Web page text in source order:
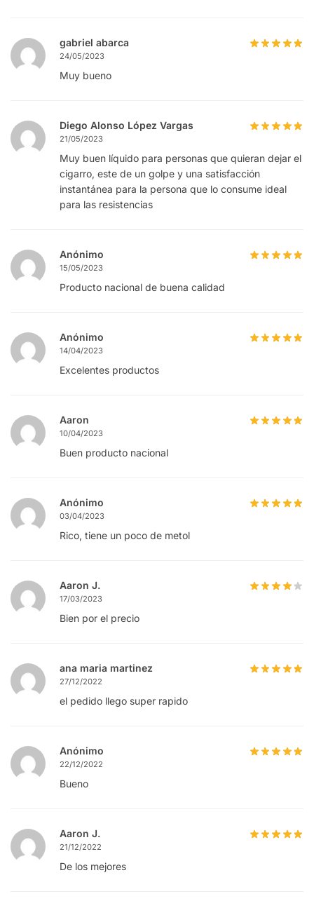
gabriel abarca
24/05/2023
Muy bueno
Diego Alonso López Vargas
21/05/2023
Muy buen líquido para personas que quieran dejar el
cigarro, este de un golpe y una satisfacción
instantánea para la persona que lo consume ideal
para las resistencias
Anónimo
15/05/2023
Producto nacional de buena calidad
Anónimo
14/04/2023
Excelentes productos
Aaron
10/04/2023
Buen producto nacional
Anónimo
03/04/2023
Rico, tiene un poco de metol
Aaron J.
17/03/2023
Bien por el precio
ana maria martinez
27/12/2022
el pedido llego super rapido
Anónimo
22/12/2022
Bueno
Aaron J.
21/12/2022
De los mejores